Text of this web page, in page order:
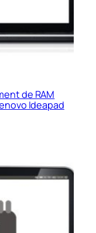
de RAM
Ideapad